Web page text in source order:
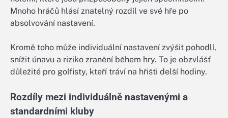
Mnoho hráčů hlásí znatelný rozdíl ve své hře po
absolvování nastavení.
Kromě toho může individuální nastavení zvýšit pohodlí,
snížit únavu a riziko zranění během hry. To je obzvlášť
důležité pro golfisty, kteří tráví na hřišti delší hodiny.
Rozdíly mezi individuálně nastavenými a
standardními kluby